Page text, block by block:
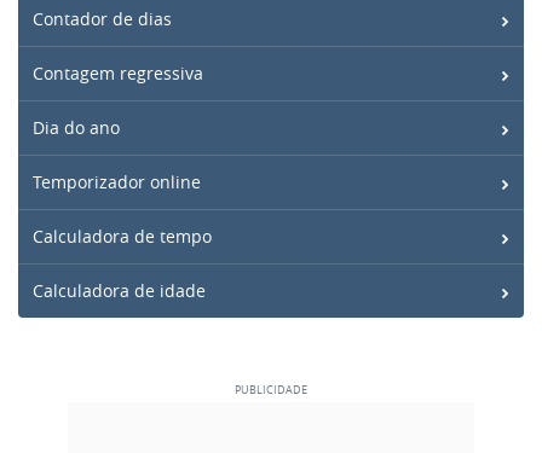
Contador de dias
Contagem regressiva
Dia do ano
Temporizador online
Calculadora de tempo
Calculadora de idade